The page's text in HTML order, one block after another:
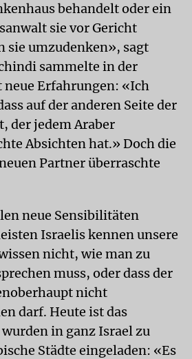
behandelt oder ein
sie vor Gericht
sie umzudenken», sagt
sammelte in der
Erfahrungen: «Ich
auf der anderen Seite der
der jedem Araber
Absichten hat.» Doch die
Partner überraschte
neue Sensibilitäten
Israelis kennen unsere
nicht, wie man zu
muss, oder dass der
nicht
darf. Heute ist das
in ganz Israel zu
Städte eingeladen: «Es